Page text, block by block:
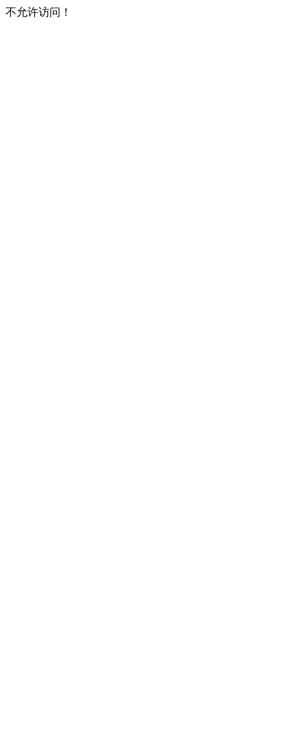
不允许访问！